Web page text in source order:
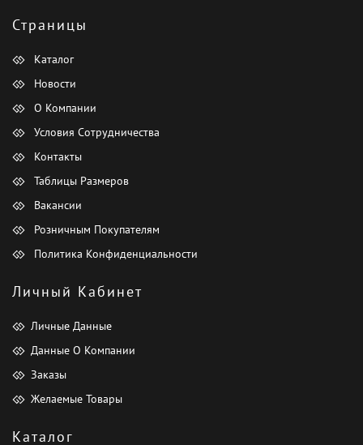
Страницы
Каталог
Новости
О Компании
Условия Сотрудничества
Контакты
Таблицы Размеров
Вакансии
Розничным Покупателям
Политика Конфиденциальности
Личный Кабинет
Личные Данные
Данные О Компании
Заказы
Желаемые Товары
Каталог